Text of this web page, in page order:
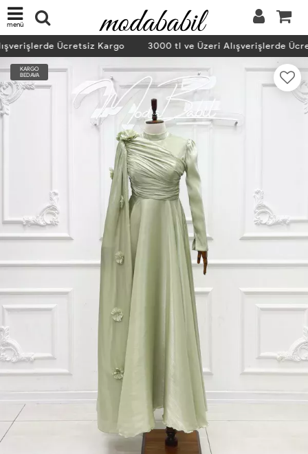
menü
Ücretsiz Kargo 3000 tl ve Üzeri Alışverişlerde
KARGO
BEDAVA